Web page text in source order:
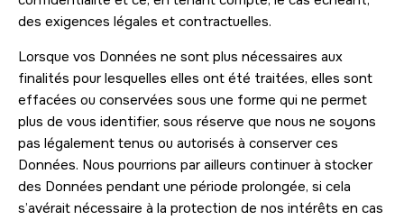
des exigences légales et contractuelles.
Lorsque vos Données ne sont plus nécessaires aux
finalités pour lesquelles elles ont été traitées, elles sont
effacées ou conservées sous une forme qui ne permet
plus de vous identifier, sous réserve que nous ne soyons
pas légalement tenus ou autorisés à conserver ces
Données. Nous pourrions par ailleurs continuer à stocker
des Données pendant une période prolongée, si cela
s’avérait nécessaire à la protection de nos intérêts en cas